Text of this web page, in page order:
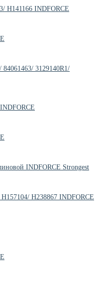
H141166 INDFORCE
84061463/ 3129140R1/
INDFORCE Strongest
H238867 INDFORCE